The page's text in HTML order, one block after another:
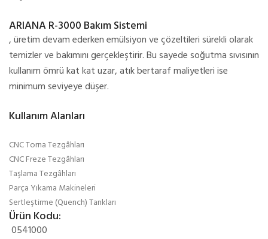
ARIANA R-3000 Bakım Sistemi
, üretim devam ederken emülsiyon ve çözeltileri sürekli olarak
temizler ve bakımını gerçekleştirir. Bu sayede soğutma sıvısının
kullanım ömrü kat kat uzar, atık bertaraf maliyetleri ise
minimum seviyeye düşer.
Kullanım Alanları
CNC Torna Tezgâhları
CNC Freze Tezgâhları
Taşlama Tezgâhları
Parça Yıkama Makineleri
Sertleştirme (Quench) Tankları
Ürün Kodu:
0541000